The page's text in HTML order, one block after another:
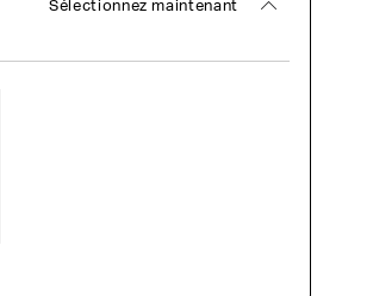
Sélectionnez maintenant